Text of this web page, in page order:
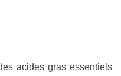
acides gras essentiels